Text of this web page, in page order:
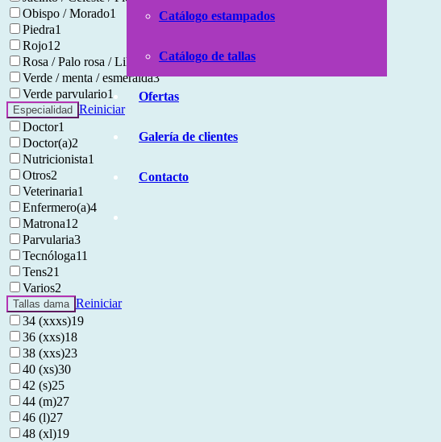
Catálogo estampados
Catálogo de tallas
Ofertas
Galería de clientes
Contacto
Obispo / Morado1
Piedra1
Rojo12
Rosa / Palo rosa / Lila / fuxia / lavanda1
Verde / menta / esmeralda3
Verde parvulario1
Especialidad Reiniciar
Doctor1
Doctor(a)2
Nutricionista1
Otros2
Veterinaria1
Enfermero(a)4
Matrona12
Parvularia3
Tecnóloga11
Tens21
Varios2
Tallas dama Reiniciar
34 (xxxs)19
36 (xxs)18
38 (xxs)23
40 (xs)30
42 (s)25
44 (m)27
46 (l)27
48 (xl)19